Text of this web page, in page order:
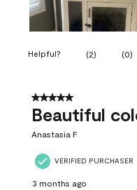
Helpful? (2) (0)
5 out of 5 stars.
Beautiful
Anastasia F
VERIFIED PURCHASER
3 months ago